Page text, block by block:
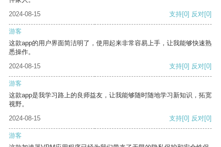
2024-08-15
支持[0] 反对[0]
游客
这款app的用户界面简洁明了，使用起来非常容易上手，让我能够快速熟
悉操作。
2024-08-15
支持[0] 反对[0]
游客
这款app是我学习路上的良师益友，让我能够随时随地学习新知识，拓宽
视野。
2024-08-15
支持[0] 反对[0]
游客